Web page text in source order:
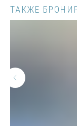
ТАКЖЕ
Страхование
Горящие туры
Московская область,
г. Коломна, Окский